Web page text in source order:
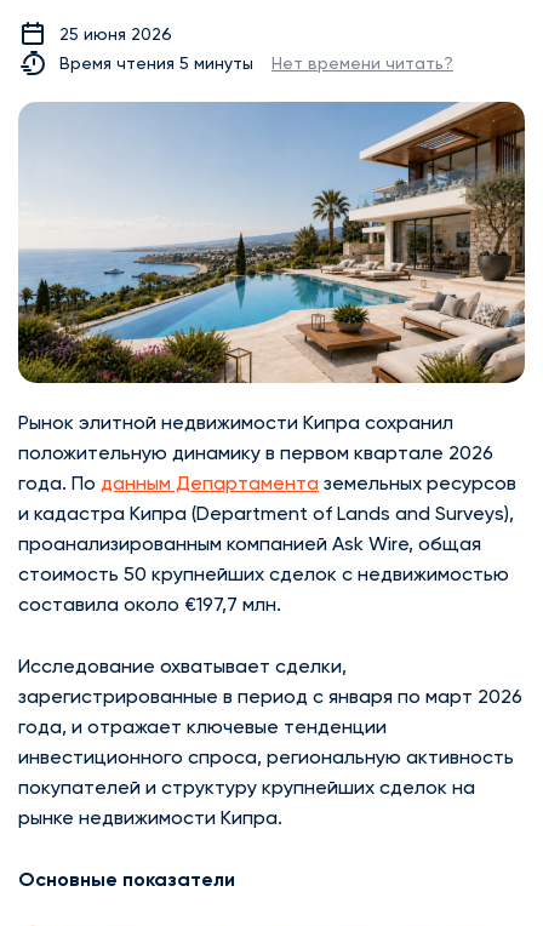
25 июня 2026
Время чтения 5 минуты
Нет времени читать?
Рынок элитной недвижимости Кипра сохранил
положительную динамику в первом квартале 2026
года. По данным Департамента земельных ресурсов
и кадастра Кипра (Department of Lands and Surveys),
проанализированным компанией Ask Wire, общая
стоимость 50 крупнейших сделок с недвижимостью
составила около €197,7 млн.
Исследование охватывает сделки,
зарегистрированные в период с января по март 2026
года, и отражает ключевые тенденции
инвестиционного спроса, региональную активность
покупателей и структуру крупнейших сделок на
рынке недвижимости Кипра.
Основные показатели